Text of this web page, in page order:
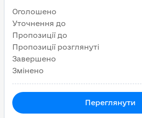
Оголошено
Уточнення до
Пропозиції до
Пропозиції розглянуті
Завершено
Змінено
Переглянути